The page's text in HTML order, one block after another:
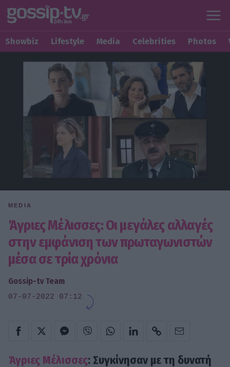
Showbiz Lifestyle Media Celebrities Photos
MEDIA
Άγριες Μέλισσες: Οι μεγάλες αλλαγές
στην εμφάνιση των πρωταγωνιστών
μέσα σε τρία χρόνια
Gossip-tv Team
07-07-2022 07:12
Άγριες Μέλισσες: Συγκίνησαν με τη δυνατή